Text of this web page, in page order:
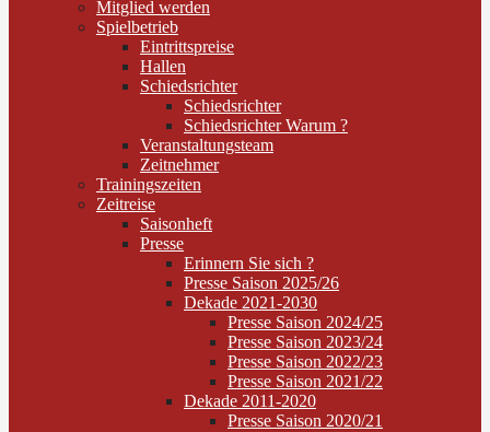
Mitglied werden
Spielbetrieb
Eintrittspreise
Hallen
Schiedsrichter
Schiedsrichter
Schiedsrichter Warum ?
Veranstaltungsteam
Zeitnehmer
Trainingszeiten
Zeitreise
Saisonheft
Presse
Erinnern Sie sich ?
Presse Saison 2025/26
Dekade 2021-2030
Presse Saison 2024/25
Presse Saison 2023/24
Presse Saison 2022/23
Presse Saison 2021/22
Dekade 2011-2020
Presse Saison 2020/21